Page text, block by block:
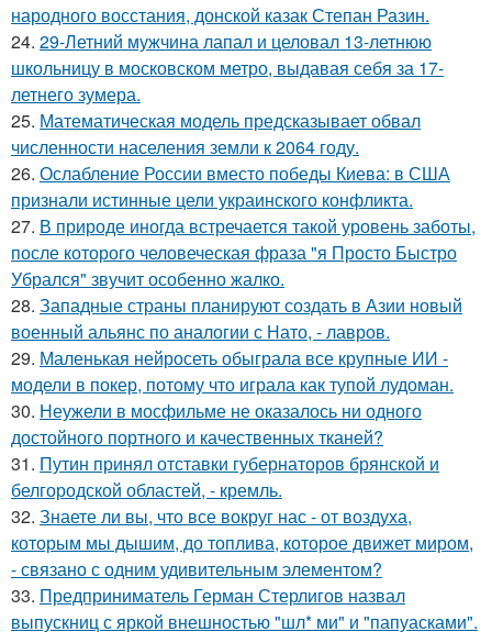
народного восстания, донской казак Степан Разин.
24. 29-Летний мужчина лапал и целовал 13-летнюю
школьницу в московском метро, выдавая себя за 17-
летнего зумера.
25. Математическая модель предсказывает обвал
численности населения земли к 2064 году.
26. Ослабление России вместо победы Киева: в США
признали истинные цели украинского конфликта.
27. В природе иногда встречается такой уровень заботы,
после которого человеческая фраза "я Просто Быстро
Убрался" звучит особенно жалко.
28. Западные страны планируют создать в Азии новый
военный альянс по аналогии с Нато, - лавров.
29. Маленькая нейросеть обыграла все крупные ИИ -
модели в покер, потому что играла как тупой лудоман.
30. Неужели в мосфильме не оказалось ни одного
достойного портного и качественных тканей?
31. Путин принял отставки губернаторов брянской и
белгородской областей, - кремль.
32. Знаете ли вы, что все вокруг нас - от воздуха,
которым мы дышим, до топлива, которое движет миром,
- связано с одним удивительным элементом?
33. Предприниматель Герман Стерлигов назвал
выпускниц с яркой внешностью "шл* ми" и "папуасками".